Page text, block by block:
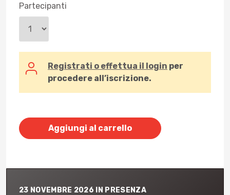
Partecipanti
Registrati o effettua il login per
procedere all’iscrizione.
Aggiungi al carrello
23 NOVEMBRE 2026 IN PRESENZA